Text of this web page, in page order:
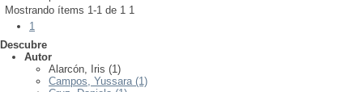
Mostrando ítems 1-1 de 1 1
1
Descubre
Autor
Alarcón, Iris (1)
Campos, Yussara (1)